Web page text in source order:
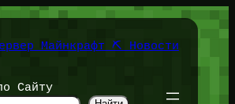
Майнкрафт ⛏️ Новости
Сайту